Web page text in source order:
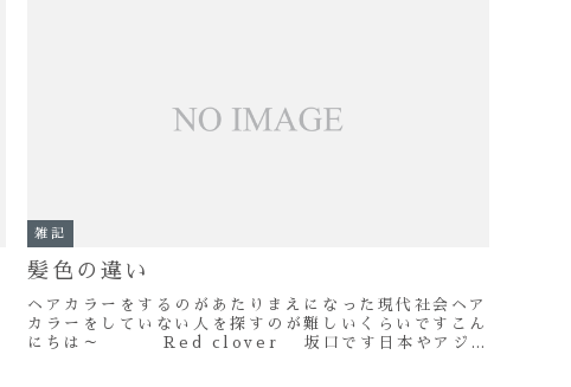
雑記
髪色の違い
ヘアカラーをするのがあたりまえになった現代社会ヘア
カラーをしていない人を探すのが難しいくらいですこん
にちは～ Red clover 坂口です日本やアジア